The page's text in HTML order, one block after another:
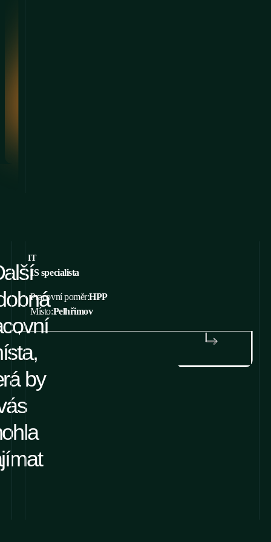
by
Zobrazit vše
IT
IS specialista
Pracovní poměr:HPP
Místo:Pelhřimov